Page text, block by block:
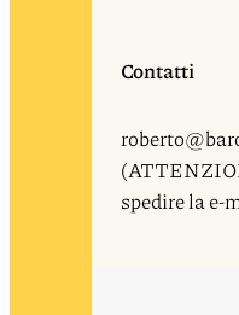
Contatti
spedire la e-